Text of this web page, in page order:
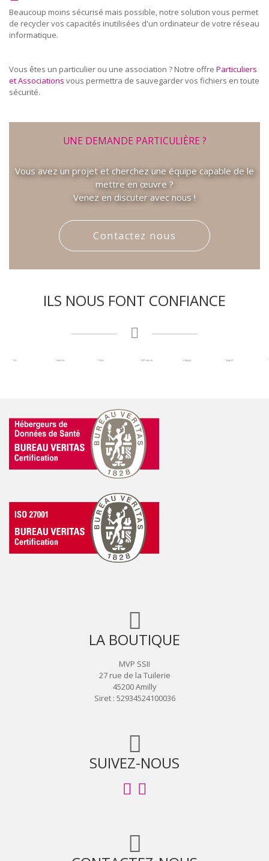
Beaucoup moins sécurisé mais possible, notre solution vous permet
de recycler vos capacités inutilisées d'un ordinateur de votre réseau
informatique.
Vous êtes un particulier ou une association ? Notre offre Particuliers
et Associations vous permettra de sauvegarder vos fichiers en toute
sécurité.
UNE DEMANDE PARTICULIÈRE ?
Vous avez un projet et cherchez une équipe capable de le
mettre en œuvre ?
Venez en discuter avec nous !
Contactez nous
ILS NOUS FONT CONFIANCE
LA BOUTIQUE
MVP SSII
27 rue de la Tuilerie
45200 Amilly
Siret : 52934524100036
SUIVEZ-NOUS